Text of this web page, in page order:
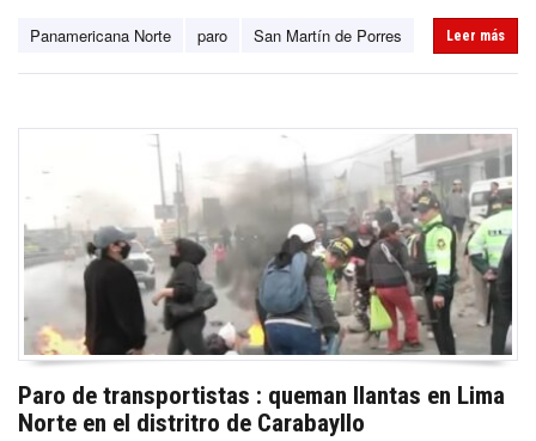
Panamericana Norte paro San Martín de Porres Leer más
Paro de transportistas : queman llantas en Lima
Norte en el distritro de Carabayllo